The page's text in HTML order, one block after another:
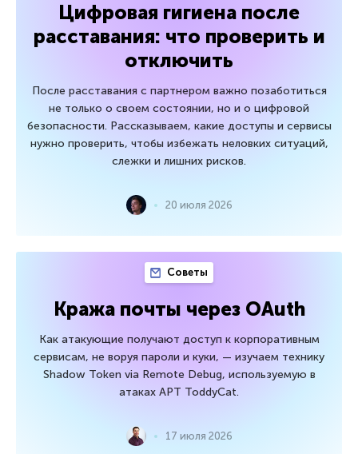
Цифровая гигиена после
расставания: что проверить и
отключить
После расставания с партнером важно позаботиться
не только о своем состоянии, но и о цифровой
безопасности. Рассказываем, какие доступы и сервисы
нужно проверить, чтобы избежать неловких ситуаций,
слежки и лишних рисков.
20 июля 2026
Советы
Кража почты через OAuth
Как атакующие получают доступ к корпоративным
сервисам, не воруя пароли и куки, — изучаем технику
Shadow Token via Remote Debug, используемую в
атаках APT ToddyCat.
17 июля 2026